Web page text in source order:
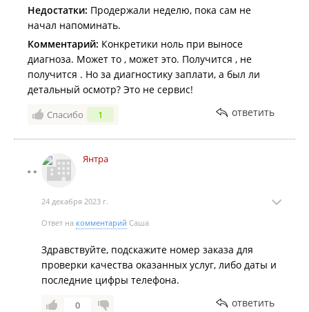
Установка антивирусных программ;
Установка офисных приложений.
Обновление драйверов:
Обновление графических драйверов;
Обновление драйверов аудиоустройств;
Обновление драйверов сетевых адаптеров;
Ремонт и замена комплектующих:
Восстановление данных с неисправного жесткого
диска;
Ремонт и замена блока питания;
Ремонт и замена материнской платы;
Ремонт или замена видеокарты;
Установка и замена оперативной памяти;
Ремонт и замена процессора;
Ремонт и замена клавиатуры;
Ремонт и замена экрана;
Ремонт и замена CD/DVD приводов;
Ремонт и замена корпусных деталей;
Замена и ремонт встроенной веб-камеры.
Недостатки: Продержали неделю, пока сам не
начал напоминать.
Комментарий: Конкретики ноль при выносе
диагноза. Может то , может это. Получится , не
получится . Но за диагностику заплати, а был ли
детальный осмотр? Это не сервис!
Спасибо 1 ответить
Янтра
24 декабря 2023 г.
Ответ на комментарий Саша
Здравствуйте, подскажите номер заказа для
проверки качества оказанных услуг, либо даты и
последние цифры телефона.
0 ответить